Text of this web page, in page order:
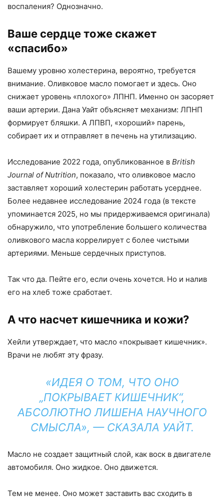
воспаления? Однозначно.
Ваше сердце тоже скажет
«спасибо»
Вашему уровню холестерина, вероятно, требуется
внимание. Оливковое масло помогает и здесь. Оно
снижает уровень «плохого» ЛПНП. Именно он засоряет
ваши артерии. Дана Уайт объясняет механизм: ЛПНП
формирует бляшки. А ЛПВП, «хороший» парень,
собирает их и отправляет в печень на утилизацию.
Исследование 2022 года, опубликованное в British
Journal of Nutrition, показало, что оливковое масло
заставляет хороший холестерин работать усерднее.
Более недавнее исследование 2024 года (в тексте
упоминается 2025, но мы придерживаемся оригинала)
обнаружило, что употребление большего количества
оливкового масла коррелирует с более чистыми
артериями. Меньше сердечных приступов.
Так что да. Пейте его, если очень хочется. Но и налив
его на хлеб тоже сработает.
А что насчет кишечника и кожи?
Хейли утверждает, что масло «покрывает кишечник».
Врачи не любят эту фразу.
«ИДЕЯ О ТОМ, ЧТО ОНО
„ПОКРЫВАЕТ КИШЕЧНИК“,
АБСОЛЮТНО ЛИШЕНА НАУЧНОГО
СМЫСЛА», — СКАЗАЛА УАЙТ.
Масло не создает защитный слой, как воск в двигателе
автомобиля. Оно жидкое. Оно движется.
Тем не менее. Оно может заставить вас сходить в